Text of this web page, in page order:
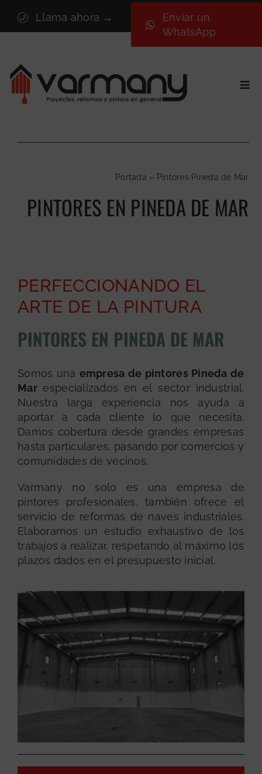
contenido
Llama ahora →
Enviar un
WhatsApp
Sectores
Nosotros
Portada » Pintores Pineda de Mar
PINTORES EN PINEDA DE MAR
PERFECCIONANDO EL
ARTE DE LA PINTURA
PINTORES EN PINEDA DE MAR
Somos una empresa de pintores Pineda de
Marespecializados en el sector industrial.
Nuestra larga experiencia nos ayuda a
aportar a cada cliente lo que necesita.
Damos cobertura desde grandes empresas
hasta particulares, pasando por comercios y
comunidades de vecinos.
Varmany no solo es una empresa de
pintores profesionales, también ofrece el
servicio de reformas de naves industriales.
Elaboramos un estudio exhaustivo de los
trabajos a realizar, respetando al máximo los
plazos dados en el presupuesto inicial.